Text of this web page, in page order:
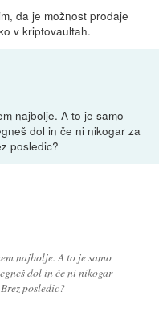
da je možnost prodaje
v kriptovaultah.
najbolje. A to je samo
dol in če ni nikogar za
posledic?
najbolje. A to je samo
dol in če ni nikogar
posledic?